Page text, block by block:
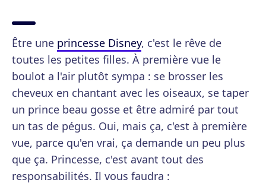
Être une princesse Disney, c'est le rêve de
toutes les petites filles. À première vue le
boulot a l'air plutôt sympa : se brosser les
cheveux en chantant avec les oiseaux, se taper
un prince beau gosse et être admiré par tout
un tas de pégus. Oui, mais ça, c'est à première
vue, parce qu'en vrai, ça demande un peu plus
que ça. Princesse, c'est avant tout des
responsabilités. Il vous faudra :